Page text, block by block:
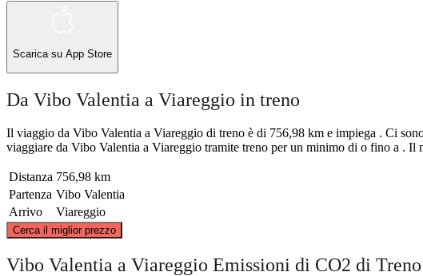
Scarica su App Store
Da Vibo Valentia a Viareggio in treno
Il viaggio da Vibo Valentia a Viareggio di treno è di 756,98 km e impiega . Ci
viaggiare da Vibo Valentia a Viareggio tramite treno per un minimo di o fino a . Il
Distanza 756,98 km
Partenza Vibo Valentia
Arrivo
Viareggio
Cerca il miglior prezzo
Vibo Valentia a Viareggio Emissioni di CO2 di Treno